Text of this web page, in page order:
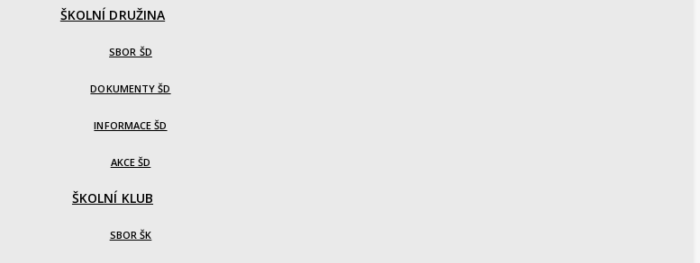
ŠKOLNÍ DRUŽINA
SBOR ŠD
DOKUMENTY ŠD
INFORMACE ŠD
AKCE ŠD
ŠKOLNÍ KLUB
SBOR ŠK